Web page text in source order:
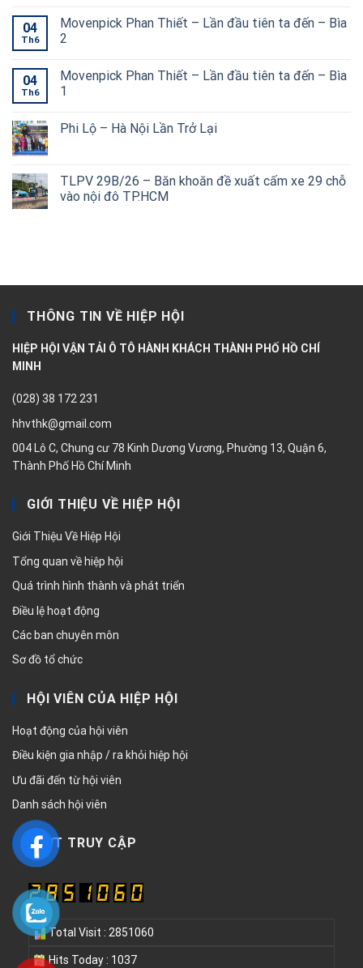
04
Th6
Movenpick Phan Thiết – Lần đầu tiên ta đến – Bìa
2
04
Th6
Movenpick Phan Thiết – Lần đầu tiên ta đến – Bìa
1
Phi Lộ – Hà Nội Lần Trở Lại
TLPV 29B/26 – Băn khoăn đề xuất cấm xe 29 chỗ
vào nội đô TP.HCM
THÔNG TIN VỀ HIỆP HỘI
HIỆP HỘI VẬN TẢI Ô TÔ HÀNH KHÁCH THÀNH PHỐ HỒ CHÍ
MINH
(028) 38 172 231
hhvthk@gmail.com
004 Lô C, Chung cư 78 Kinh Dương Vương, Phường 13, Quận 6,
Thành Phố Hồ Chí Minh
GIỚI THIỆU VỀ HIỆP HỘI
Giới Thiệu Về Hiệp Hội
Tổng quan về hiệp hội
Quá trình hình thành và phát triển
Điều lệ hoạt động
Các ban chuyên môn
Sơ đồ tổ chức
HỘI VIÊN CỦA HIỆP HỘI
Hoạt động của hội viên
Điều kiện gia nhập / ra khỏi hiệp hội
Ưu đãi đến từ hội viên
Danh sách hội viên
LƯỢT TRUY CẬP
Total Visit : 2851060
Hits Today : 1037